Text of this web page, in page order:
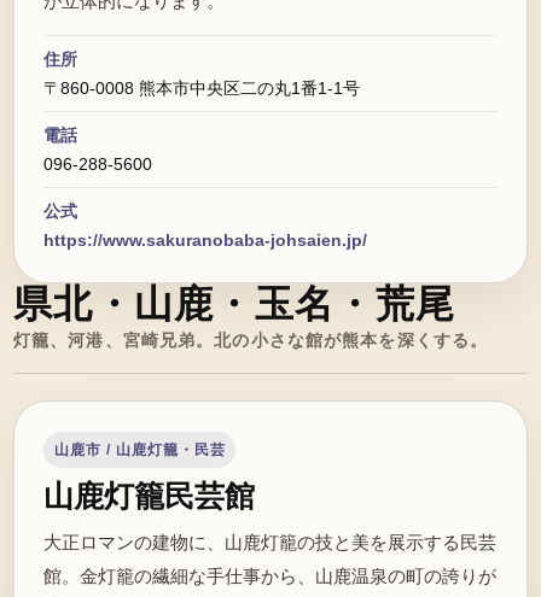
住所
〒860-0008 熊本市中央区二の丸1番1-1号
電話
096-288-5600
公式
https://www.sakuranobaba-johsaien.jp/
県北・山鹿・玉名・荒尾
灯籠、河港、宮崎兄弟。北の小さな館が熊本を深くする。
山鹿市 / 山鹿灯籠・民芸
山鹿灯籠民芸館
大正ロマンの建物に、山鹿灯籠の技と美を展示する民芸
館。金灯籠の繊細な手仕事から、山鹿温泉の町の誇りが